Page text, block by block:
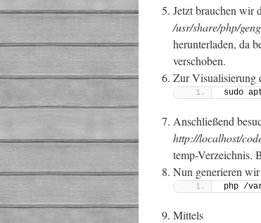
Jetzt brauchen wir
/usr/share/php/
herunterladen, da
verschoben.
Zur Visualisierung
sudo
Anschließend
http://localhost/
temp-Verzeichnis.
Nun generieren
php /
Mittels